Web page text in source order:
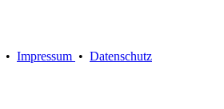
• Impressum • Datenschutz